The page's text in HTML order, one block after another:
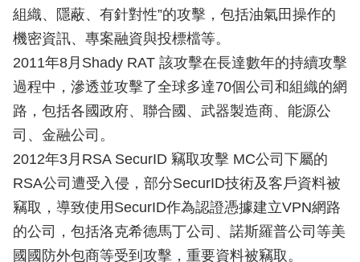
組織、隱蔽、有針對性”的攻擊，包括油氣田操作的
機密資訊、專案融資與投標檔等。
2011年8月Shady RAT 該攻擊在長達數年的持續攻擊
過程中，滲透並攻擊了全球多達70個公司和組織的網
路，包括各國政府、聯合國、武器製造商、能源公
司、金融公司。
2012年3月RSA SecurID 竊取攻擊 MC公司下屬的
RSA公司遭受入侵，部分SecurID技術及客戶資料被
竊取，導致使用SecurID作為認證憑據建立VPN網路
的公司，包括洛克希德馬丁公司、諾斯羅普公司等美
國國防外包商等受到攻擊，重要資料被竊取。